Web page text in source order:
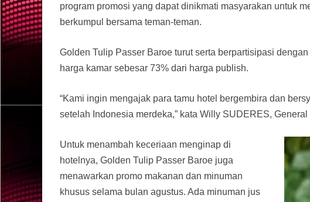
program promosi yang dapat dinikmati masyarakan untuk
berkumpul bersama teman-teman.
Golden Tulip Passer Baroe turut serta berpartisipasi
harga kamar sebesar 73% dari harga publish.
“Kami ingin mengajak para tamu hotel bergembira dan
setelah Indonesia merdeka,” kata Willy SUDERES,
Untuk menambah keceriaan menginap di
hotelnya, Golden Tulip Passer Baroe juga
menawarkan promo makanan dan minuman
khusus selama bulan agustus. Ada minuman jus